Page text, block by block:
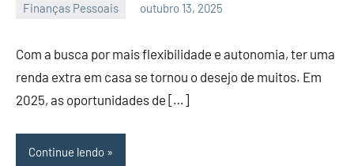
Finanças Pessoais outubro 13, 2025
Com a busca por mais flexibilidade e autonomia, ter uma
renda extra em casa se tornou o desejo de muitos. Em
2025, as oportunidades de […]
Continue lendo